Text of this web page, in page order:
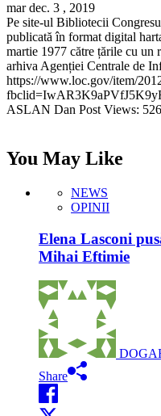
mar dec. 3 , 2019
Pe site-ul Bibliotecii
publicată în format digital
martie 1977 către țările cu un
arhiva Agenției Centrale de
https://www.loc.gov/item/
ASLAN Dan Post Views: 526
You May Like
NEWS
OPINII
Elena Lasconi
Mihai Eftimie
Share